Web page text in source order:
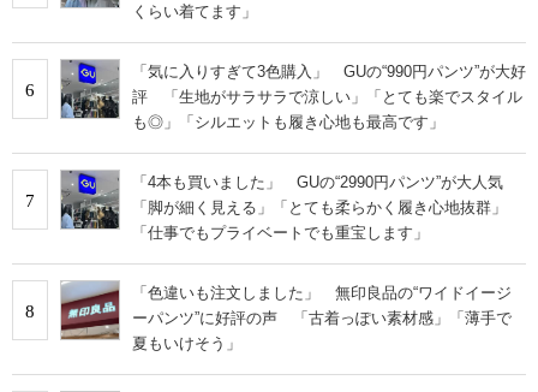
くらい着てます」
6
「気に入りすぎて3色購入」 GUの“990円パンツ”が大好
評 「生地がサラサラで涼しい」「とても楽でスタイル
も◎」「シルエットも履き心地も最高です」
7
「4本も買いました」 GUの“2990円パンツ”が大人気
「脚が細く見える」「とても柔らかく履き心地抜群」
「仕事でもプライベートでも重宝します」
8
「色違いも注文しました」 無印良品の“ワイドイージ
ーパンツ”に好評の声 「古着っぽい素材感」「薄手で
夏もいけそう」